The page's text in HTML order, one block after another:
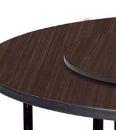
台北
苗栗至基隆；其它地區暫
素，導致無法配送，
保護物流人員的工作安全
因大型傢俱有組裝、配送
會再與您通知，讓你不用
由於百貨公司配送較為不